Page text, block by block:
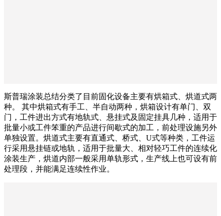
斯普瑞涂装总结分类了目前固化设备主要有烘箱式、烘道式两
种。 其中烘箱式有手工、半自动两种，烘箱设计有单门、双
门，工件进出方式有地轨式、悬挂式及固定挂具几种，适用于
批量小或工件笨重的产品进行间歇式的加工，前处理设施另外
单独设置。烘道式主要有直通式、桥式、U式等种类，工件运
行采用悬挂链或地轨，适用于批量大、相对轻巧工件的连续化
涂装生产，烘道内部一般采用单轨形式，生产线上也可设有前
处理段，并能满足连续性作业。